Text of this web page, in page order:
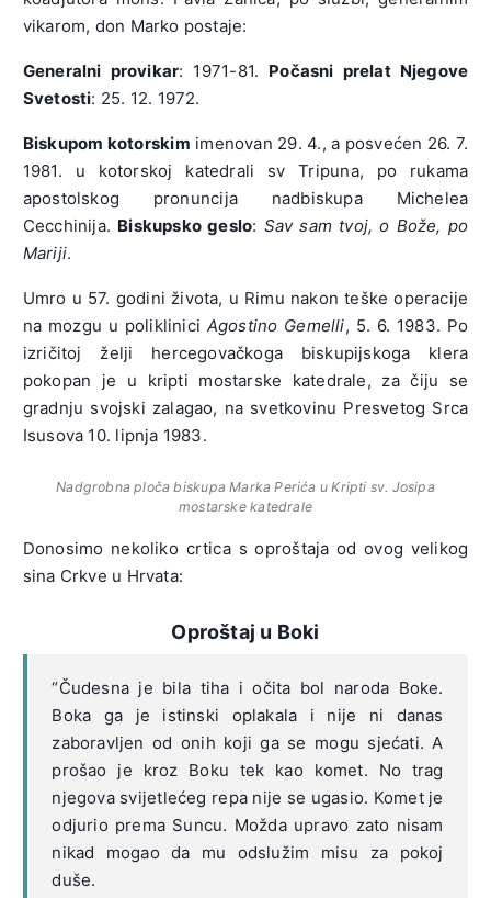
vikarom, don Marko postaje:
Generalni provikar: 1971-81. Počasni prelat Njegove
Svetosti: 25. 12. 1972.
Biskupom kotorskim imenovan 29. 4., a posvećen 26. 7.
1981. u kotorskoj katedrali sv Tripuna, po rukama
apostolskog pronuncija nadbiskupa Michelea
Cecchinija. Biskupsko geslo: Sav sam tvoj, o Bože, po
Mariji.
Umro u 57. godini života, u Rimu nakon teške operacije
na mozgu u poliklinici Agostino Gemelli, 5. 6. 1983. Po
izričitoj želji hercegovačkoga biskupijskoga klera
pokopan je u kripti mostarske katedrale, za čiju se
gradnju svojski zalagao, na svetkovinu Presvetog Srca
Isusova 10. lipnja 1983.
Nadgrobna ploča biskupa Marka Perića u Kripti sv. Josipa
mostarske katedrale
Donosimo nekoliko crtica s oproštaja od ovog velikog
sina Crkve u Hrvata:
Oproštaj u Boki
“Čudesna je bila tiha i očita bol naroda Boke.
Boka ga je istinski oplakala i nije ni danas
zaboravljen od onih koji ga se mogu sjećati. A
prošao je kroz Boku tek kao komet. No trag
njegova svijetlećeg repa nije se ugasio. Komet je
odjurio prema Suncu. Možda upravo zato nisam
nikad mogao da mu odslužim misu za pokoj
duše.